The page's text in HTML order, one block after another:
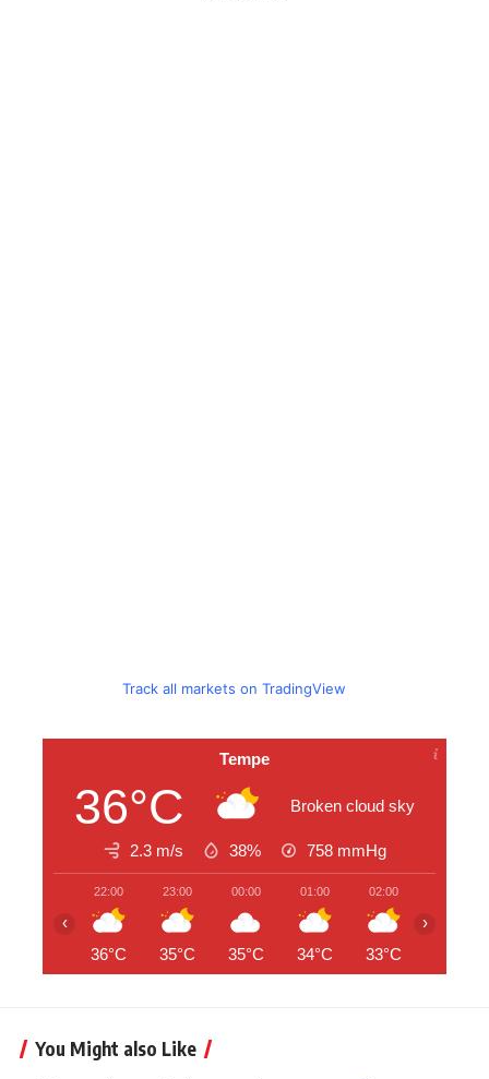
Track all markets on TradingView
Tempe
36°C Broken cloud sky
2.3 m/s 38% 758 mmHg
22:00
36°C
23:00
35°C
00:00
35°C
01:00
34°C
02:00
33°C
‹ ›
You Might also Like